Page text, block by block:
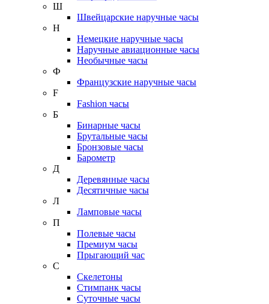
Ш
Швейцарские наручные часы
Н
Немецкие наручные часы
Наручные авиационные часы
Необычные часы
Ф
Французские наручные часы
F
Fashion часы
Б
Бинарные часы
Брутальные часы
Бронзовые часы
Барометр
Д
Деревянные часы
Десятичные часы
Л
Ламповые часы
П
Полевые часы
Премиум часы
Прыгающий час
С
Скелетоны
Стимпанк часы
Суточные часы